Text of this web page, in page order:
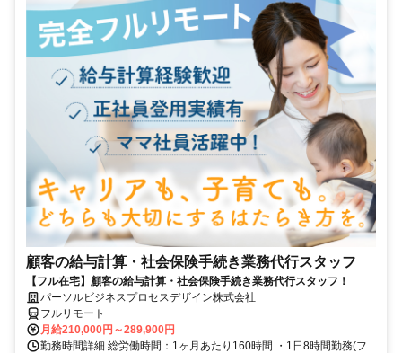
顧客の給与計算・社会保険手続き業務代行スタッフ
【フル在宅】顧客の給与計算・社会保険手続き業務代行スタッフ！
パーソルビジネスプロセスデザイン株式会社
フルリモート
月給210,000円～289,900円
勤務時間詳細 総労働時間：1ヶ月あたり160時間 ・1日8時間勤務(フ